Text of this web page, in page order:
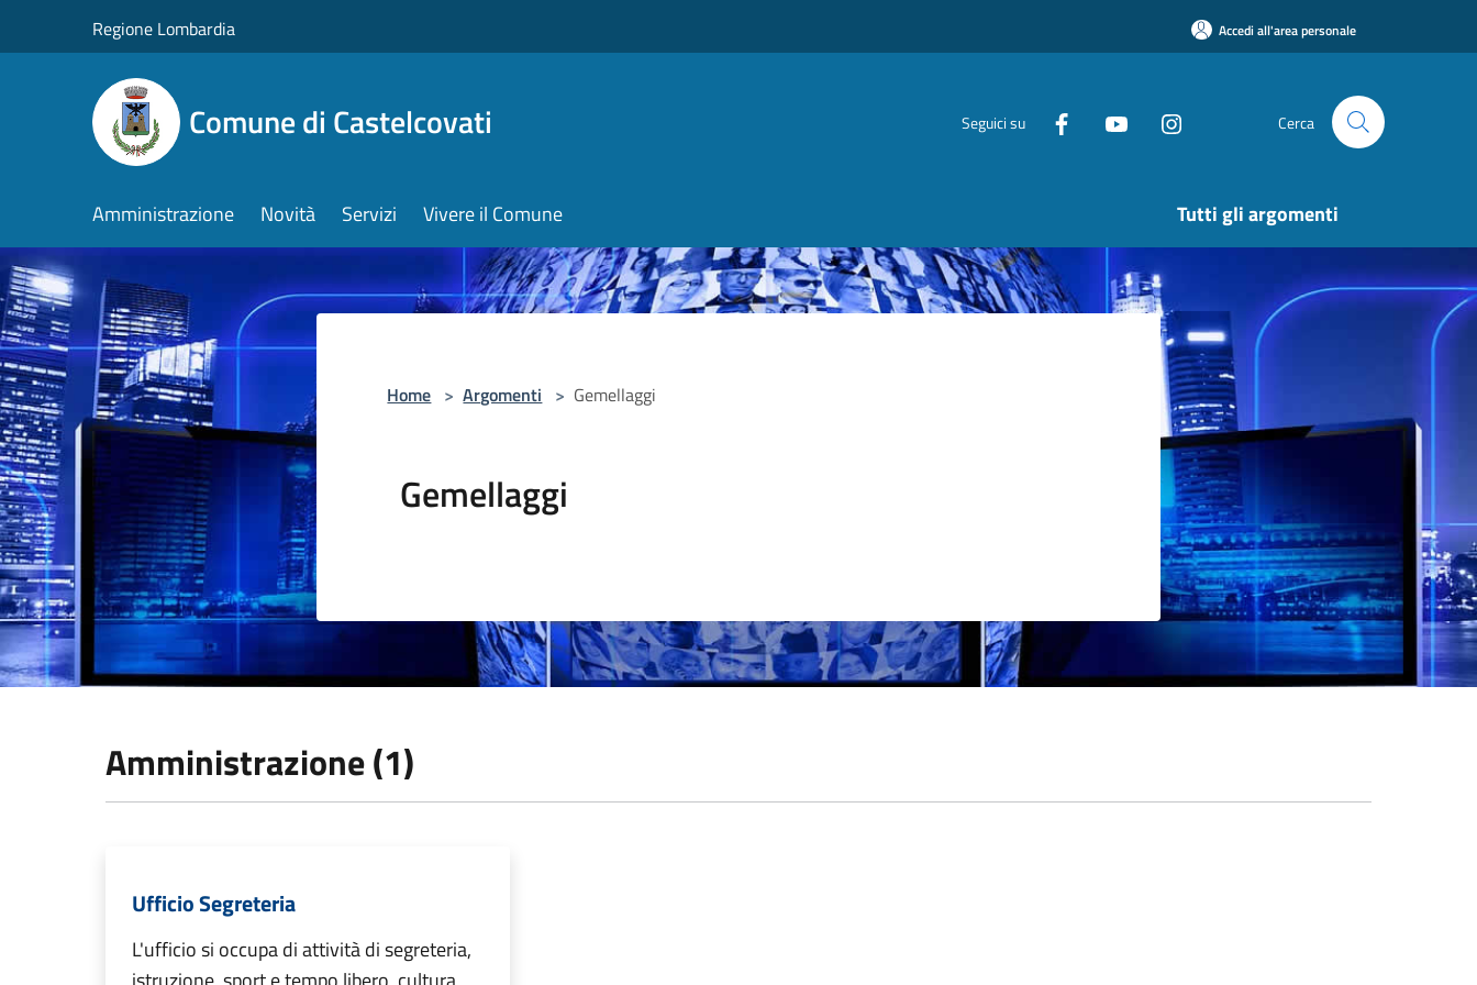
Regione Lombardia Accedi all'area personale
Comune di Castelcovati Seguici su Cerca
Amministrazione Novità Servizi Vivere il Comune Tutti gli argomenti
Home > Argomenti > Gemellaggi
Gemellaggi
Amministrazione (1)
Ufficio Segreteria
L'ufficio si occupa di attività di segreteria,